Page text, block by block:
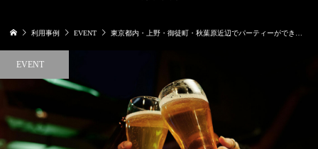
利用事例 EVENT 東京都内・上野・御徒町・秋葉原近辺でパーティーができるイベントスペースを探していますか？
EVENT